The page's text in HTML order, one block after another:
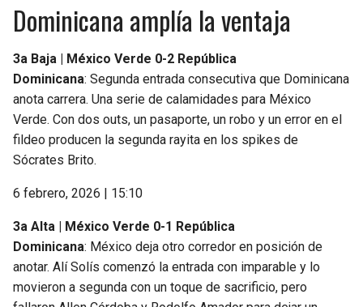
Dominicana amplía la ventaja
3a Baja | México Verde 0-2 República
Dominicana: Segunda entrada consecutiva que Dominicana
anota carrera. Una serie de calamidades para México
Verde. Con dos outs, un pasaporte, un robo y un error en el
fildeo producen la segunda rayita en los spikes de
Sócrates Brito.
6 febrero, 2026 | 15:10
3a Alta | México Verde 0-1 República
Dominicana: México deja otro corredor en posición de
anotar. Alí Solís comenzó la entrada con imparable y lo
movieron a segunda con un toque de sacrificio, pero